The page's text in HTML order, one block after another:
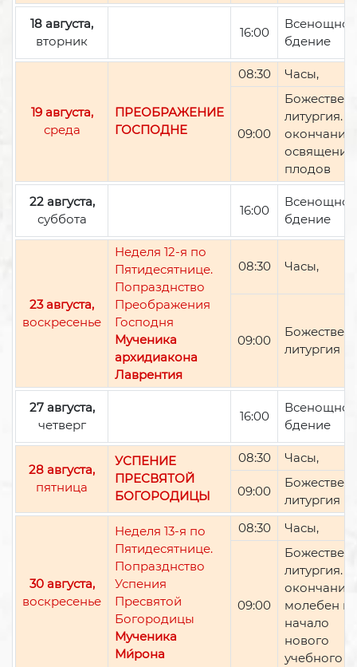
18 августа,
вторник
16:00
Всенощное
бдение
19 августа,
среда
ПРЕОБРАЖЕНИЕ
ГОСПОДНЕ
08:30 Часы,
09:00
литургия.
окончании
освящение
плодов
22 августа,
суббота
16:00
Всенощное
бдение
23 августа,
воскресенье
Неделя 12-я по
Пятидесятнице.
Попразднство
Преображения
Господня
Мученика
архидиакона
Лаврентия
08:30 Часы,
09:00
литургия
27 августа,
четверг
16:00
Всенощное
бдение
28 августа,
пятница
УСПЕНИЕ
ПРЕСВЯТОЙ
БОГОРОДИЦЫ
08:30 Часы,
09:00
литургия
30 августа,
воскресенье
Неделя 13-я по
Пятидесятнице.
Попразднство
Успения
Пресвятой
Богородицы
Мученика
Ми́рона
08:30 Часы,
09:00
литургия.
окончании
молебен
начало
нового
учебного